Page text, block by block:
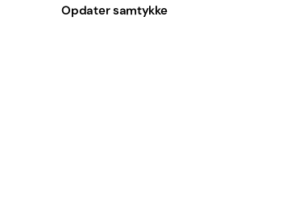
Opdater samtykke